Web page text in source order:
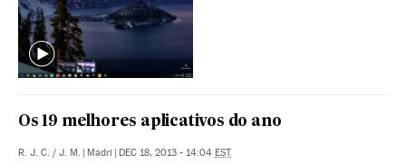
Os 19 melhores aplicativos do ano
R. J. C. / J. M. Madri DEC 18, 2013 - 14:04 EST